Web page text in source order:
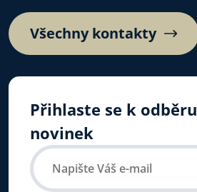
Všechny kontakty
Přihlaste se k odběru
novinek